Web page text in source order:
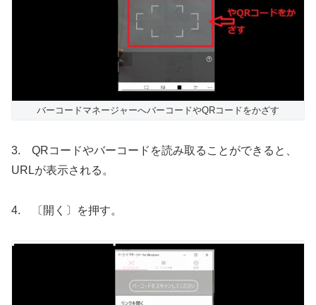
バーコードマネージャーへバーコードやQRコードをかざす
3. QRコードやバーコードを読み取ることができると、
URLが表示される。
4. 〔開く〕を押す。